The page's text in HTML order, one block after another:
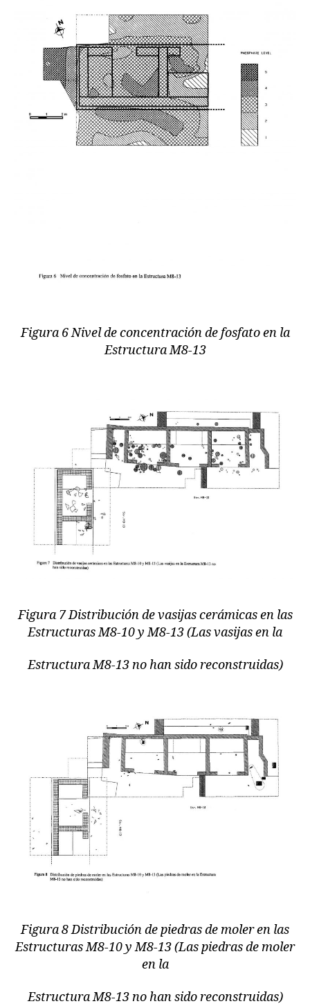
Figura 6 Nivel de concentración de fosfato en la
Estructura M8-13
Figura 7 Distribución de vasijas cerámicas en las
Estructuras M8-10 y M8-13 (Las vasijas en la
Estructura M8-13 no han sido reconstruidas)
Figura 8 Distribución de piedras de moler en las
Estructuras M8-10 y M8-13 (Las piedras de moler
en la
Estructura M8-13 no han sido reconstruidas)